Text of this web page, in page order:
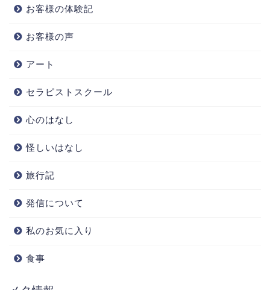
お客様の体験記
お客様の声
アート
セラピストスクール
心のはなし
怪しいはなし
旅行記
発信について
私のお気に入り
食事